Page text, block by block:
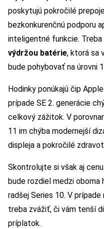
poskytujú pokročilé
bezkonkurenčnú podporu
inteligentné funkcie.
výdržou batérie, ktorá sa
bude pohybovať na úrovni
Hodinky ponúkajú čip
prípade SE 2. generácie
celkový zážitok. V
11 im chýba modernejší
displeja a pokročilé
Skontrolujte si však aj
bude rozdiel medzi oboma
radšej Series 10. V
treba zvážiť, či vám tenší
príplatok.